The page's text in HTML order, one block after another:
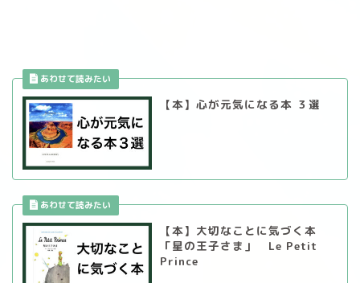
【本】心が元気になる本 ３選
【本】大切なことに気づく本
「星の王子さま」 Le Petit
Prince